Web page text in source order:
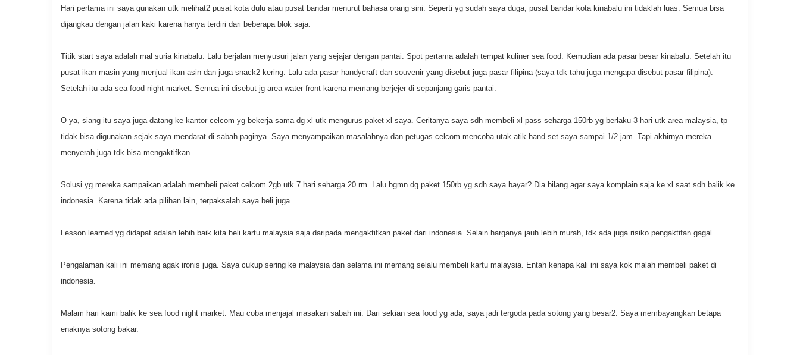
Hari pertama ini saya gunakan utk melihat2 pusat kota dulu atau pusat bandar menurut bahasa orang sini. Seperti yg sudah saya duga, pusat bandar kota kinabalu ini tidaklah luas. Semua bisa
dijangkau dengan jalan kaki karena hanya terdiri dari beberapa blok saja.
Titik start saya adalah mal suria kinabalu. Lalu berjalan menyusuri jalan yang sejajar dengan pantai. Spot pertama adalah tempat kuliner sea food. Kemudian ada pasar besar kinabalu. Setelah itu
pusat ikan masin yang menjual ikan asin dan juga snack2 kering. Lalu ada pasar handycraft dan souvenir yang disebut juga pasar filipina (saya tdk tahu juga mengapa disebut pasar filipina).
Setelah itu ada sea food night market. Semua ini disebut jg area water front karena memang berjejer di sepanjang garis pantai.
O ya, siang itu saya juga datang ke kantor celcom yg bekerja sama dg xl utk mengurus paket xl saya. Ceritanya saya sdh membeli xl pass seharga 150rb yg berlaku 3 hari utk area malaysia, tp
tidak bisa digunakan sejak saya mendarat di sabah paginya. Saya menyampaikan masalahnya dan petugas celcom mencoba utak atik hand set saya sampai 1/2 jam. Tapi akhirnya mereka
menyerah juga tdk bisa mengaktifkan.
Solusi yg mereka sampaikan adalah membeli paket celcom 2gb utk 7 hari seharga 20 rm. Lalu bgmn dg paket 150rb yg sdh saya bayar? Dia bilang agar saya komplain saja ke xl saat sdh balik ke
indonesia. Karena tidak ada pilihan lain, terpaksalah saya beli juga.
Lesson learned yg didapat adalah lebih baik kita beli kartu malaysia saja daripada mengaktifkan paket dari indonesia. Selain harganya jauh lebih murah, tdk ada juga risiko pengaktifan gagal.
Pengalaman kali ini memang agak ironis juga. Saya cukup sering ke malaysia dan selama ini memang selalu membeli kartu malaysia. Entah kenapa kali ini saya kok malah membeli paket di
indonesia.
Malam hari kami balik ke sea food night market. Mau coba menjajal masakan sabah ini. Dari sekian sea food yg ada, saya jadi tergoda pada sotong yang besar2. Saya membayangkan betapa
enaknya sotong bakar.